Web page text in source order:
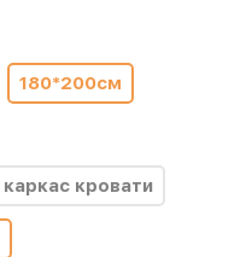
180*200см
каркас кровати